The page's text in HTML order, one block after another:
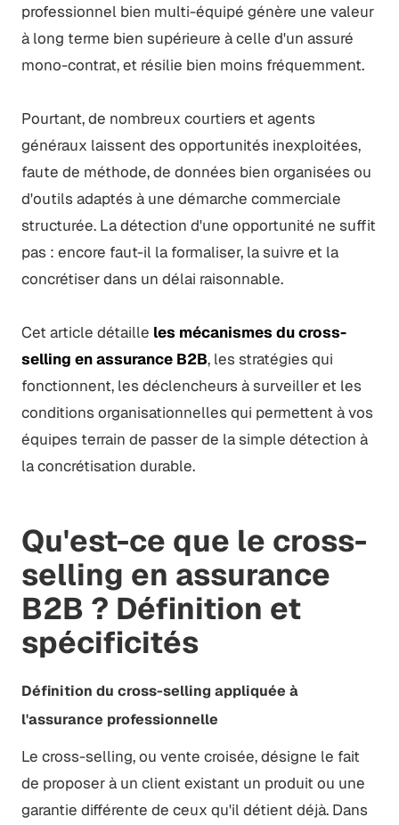
professionnel bien multi-équipé génère une valeur
à long terme bien supérieure à celle d'un assuré
mono-contrat, et résilie bien moins fréquemment.
Pourtant, de nombreux courtiers et agents
généraux laissent des opportunités inexploitées,
faute de méthode, de données bien organisées ou
d'outils adaptés à une démarche commerciale
structurée. La détection d'une opportunité ne suffit
pas : encore faut-il la formaliser, la suivre et la
concrétiser dans un délai raisonnable.
Cet article détaille les mécanismes du cross-
selling en assurance B2B, les stratégies qui
fonctionnent, les déclencheurs à surveiller et les
conditions organisationnelles qui permettent à vos
équipes terrain de passer de la simple détection à
la concrétisation durable.
Qu'est-ce que le cross-
selling en assurance
B2B ? Définition et
spécificités
Définition du cross-selling appliquée à
l'assurance professionnelle
Le cross-selling, ou vente croisée, désigne le fait
de proposer à un client existant un produit ou une
garantie différente de ceux qu'il détient déjà. Dans